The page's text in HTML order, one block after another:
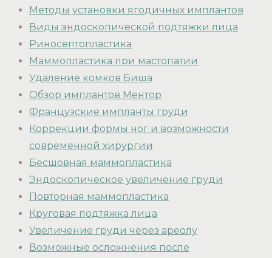
Методы установки ягодичных имплантов
Виды эндоскопической подтяжки лица
Риносептопластика
Маммопластика при мастопатии
Удаление комков Биша
Обзор имплантов Ментор
Французские импланты груди
Коррекции формы ног и возможности
современной хирургии
Бесшовная маммопластика
Эндоскопическое увеличение груди
Повторная маммопластика
Круговая подтяжка лица
Увеличение груди через ареолу
Возможные осложнения после